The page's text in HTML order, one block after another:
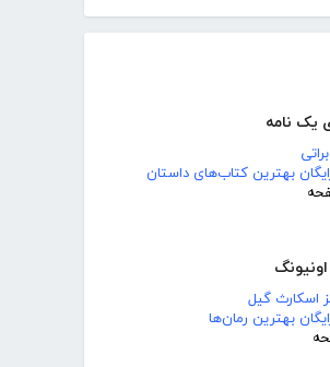
یک نامه
بهترین کتاب‌های داستان
اسکارث گیل
بهترین رمان‌ها